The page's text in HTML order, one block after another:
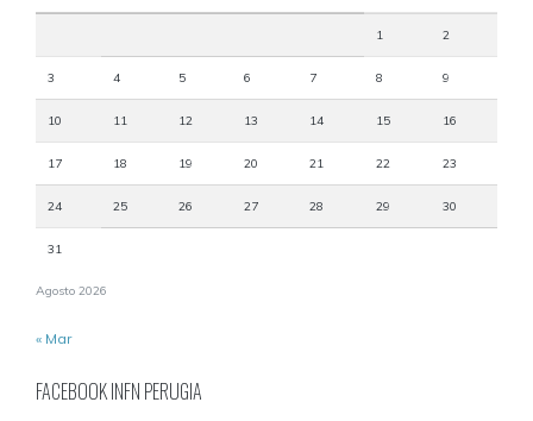
Agosto 2026
1 2
3 4 5 6 7 8 9
10 11 12 13 14 15 16
17 18 19 20 21 22 23
24 25 26 27 28 29 30
31
« Mar
FACEBOOK INFN PERUGIA